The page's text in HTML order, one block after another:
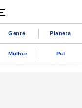
Gente Planeta
Mulher Pet